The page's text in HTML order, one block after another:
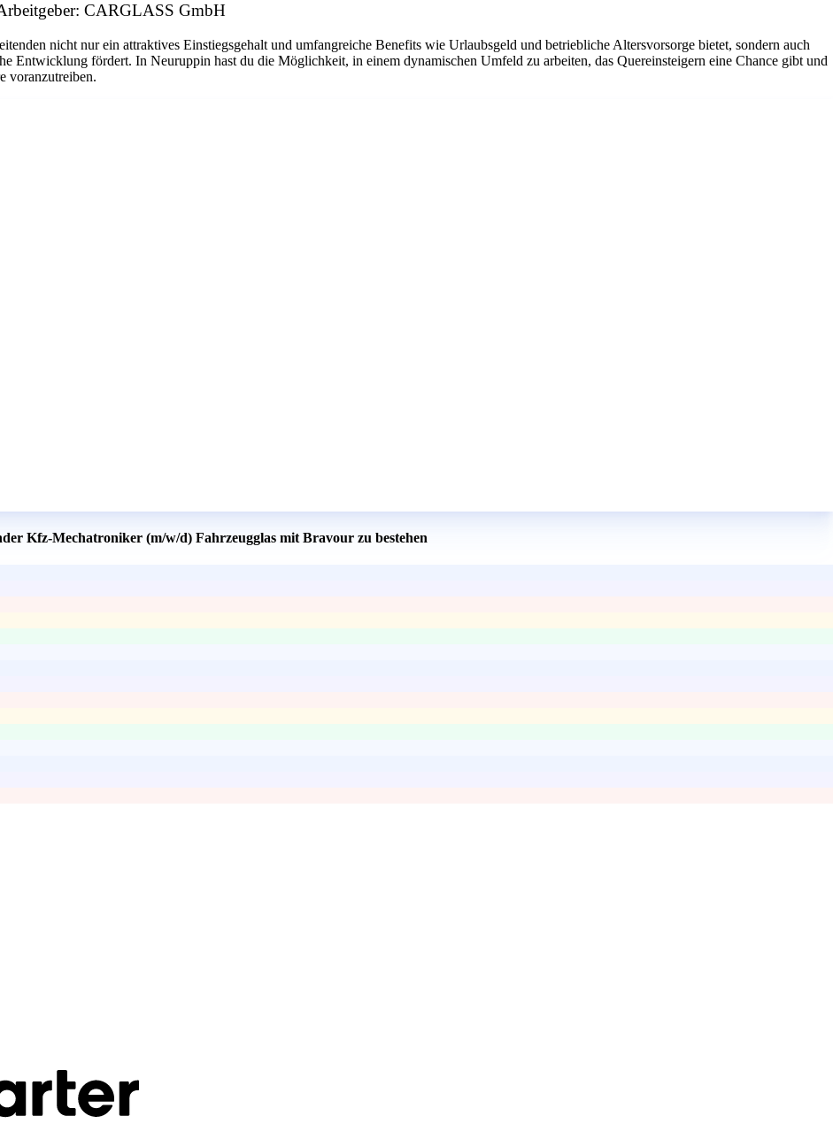
CARGLASS GmbH
nicht nur ein attraktives Einstiegsgehalt und umfangreiche Benefits wie Urlaubsgeld und betriebliche Altersvorsorge bietet, sondern auch
Entwicklung fördert. In Neuruppin hast du die Möglichkeit, in einem dynamischen Umfeld zu arbeiten, das Quereinsteigern eine Chance gibt und
voranzutreiben.
Kfz-Mechatroniker (m/w/d) Fahrzeugglas mit Bravour zu bestehen